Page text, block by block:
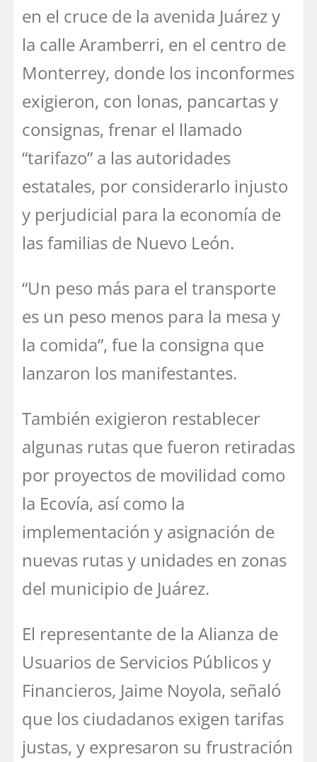
en el cruce de la avenida Juárez y
la calle Aramberri, en el centro de
Monterrey, donde los inconformes
exigieron, con lonas, pancartas y
consignas, frenar el llamado
“tarifazo” a las autoridades
estatales, por considerarlo injusto
y perjudicial para la economía de
las familias de Nuevo León.
“Un peso más para el transporte
es un peso menos para la mesa y
la comida”, fue la consigna que
lanzaron los manifestantes.
También exigieron restablecer
algunas rutas que fueron retiradas
por proyectos de movilidad como
la Ecovía, así como la
implementación y asignación de
nuevas rutas y unidades en zonas
del municipio de Juárez.
El representante de la Alianza de
Usuarios de Servicios Públicos y
Financieros, Jaime Noyola, señaló
que los ciudadanos exigen tarifas
justas, y expresaron su frustración